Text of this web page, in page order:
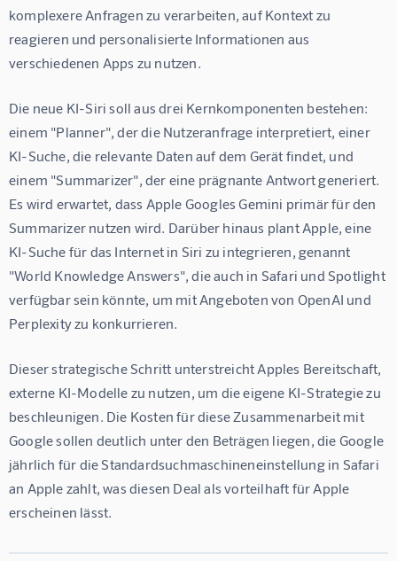
komplexere Anfragen zu verarbeiten, auf Kontext zu
reagieren und personalisierte Informationen aus
verschiedenen Apps zu nutzen.
Die neue KI-Siri soll aus drei Kernkomponenten bestehen:
einem "Planner", der die Nutzeranfrage interpretiert, einer
KI-Suche, die relevante Daten auf dem Gerät findet, und
einem "Summarizer", der eine prägnante Antwort generiert.
Es wird erwartet, dass Apple Googles Gemini primär für den
Summarizer nutzen wird. Darüber hinaus plant Apple, eine
KI-Suche für das Internet in Siri zu integrieren, genannt
"World Knowledge Answers", die auch in Safari und Spotlight
verfügbar sein könnte, um mit Angeboten von OpenAI und
Perplexity zu konkurrieren.
Dieser strategische Schritt unterstreicht Apples Bereitschaft,
externe KI-Modelle zu nutzen, um die eigene KI-Strategie zu
beschleunigen. Die Kosten für diese Zusammenarbeit mit
Google sollen deutlich unter den Beträgen liegen, die Google
jährlich für die Standardsuchmaschineneinstellung in Safari
an Apple zahlt, was diesen Deal als vorteilhaft für Apple
erscheinen lässt.